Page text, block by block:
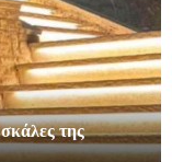
της